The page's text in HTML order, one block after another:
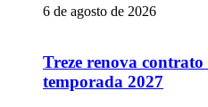
6 de agosto de 2026
Treze renova
temporada 2027